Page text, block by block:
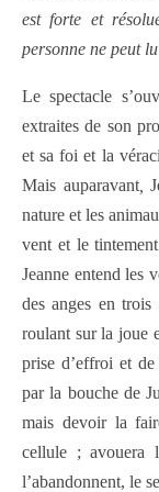
est forte et
personne ne peut
Le spectacle
extraites de son
et sa foi et la
Mais auparavant,
nature et les
vent et le
Jeanne entend les
des anges en trois
roulant sur la joue
prise d’effroi et
par la bouche de
mais devoir la
cellule ; avouera
l’abandonnent, le